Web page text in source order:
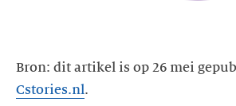
Bron: dit artikel is op 26 mei
Cstories.nl.